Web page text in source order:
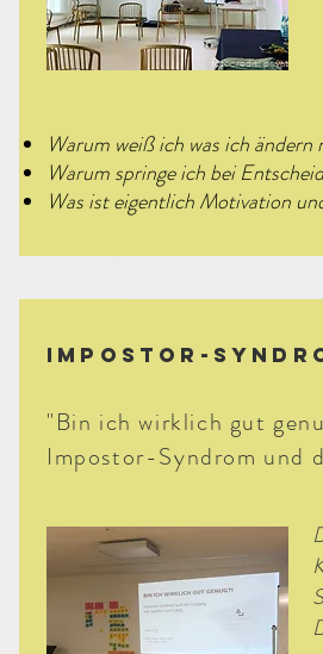
fotocredit: privat
Warum weiß ich was ich
Warum springe ich bei
Was ist eigentlich Motivation
Impostor-
"Bin ich wirklich gut
Impostor-Syndrom und